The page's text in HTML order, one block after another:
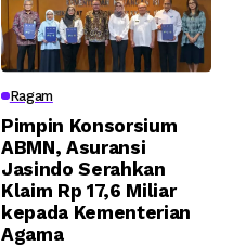
Ragam
Pimpin Konsorsium
ABMN, Asuransi
Jasindo Serahkan
Klaim Rp 17,6 Miliar
kepada Kementerian
Agama